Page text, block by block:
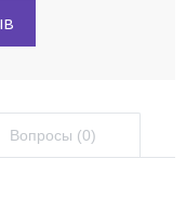
Вопросы (0)